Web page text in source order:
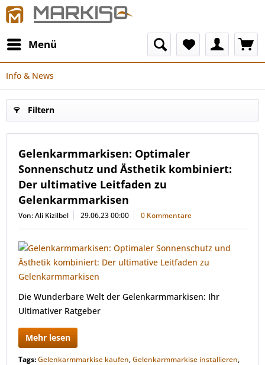
Menü
Info & News
Filtern
Gelenkarmmarkisen: Optimaler
Sonnenschutz und Ästhetik kombiniert:
Der ultimative Leitfaden zu
Gelenkarmmarkisen
Von: Ali Kizilbel 29.06.23 00:00 0 Kommentare
Die Wunderbare Welt der Gelenkarmmarkisen: Ihr
Ultimativer Ratgeber
Mehr lesen
Tags:Gelenkarmmarkise kaufen,Gelenkarmmarkise installieren,